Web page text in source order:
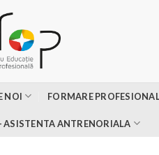
NOI FORMARE
ASISTENTA ANTRENORIALA